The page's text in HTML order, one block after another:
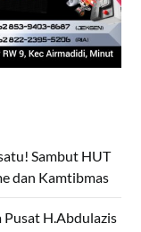
Sambut HUT
dan Kamtibmas
Pusat H.Abdulazis